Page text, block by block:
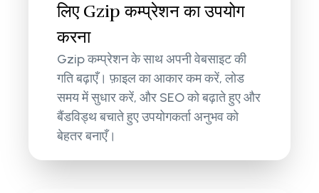
लिए Gzip कम्प्रेशन का उपयोग
करना
Gzip कम्प्रेशन के साथ अपनी वेबसाइट की
गति बढ़ाएँ। फ़ाइल का आकार कम करें, लोड
समय में सुधार करें, और SEO को बढ़ाते हुए और
बैंडविड्थ बचाते हुए उपयोगकर्ता अनुभव को
बेहतर बनाएँ।